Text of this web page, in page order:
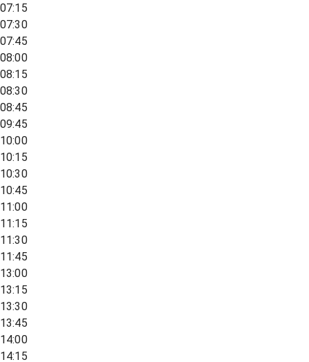
07:15
07:30
07:45
08:00
08:15
08:30
08:45
09:45
10:00
10:15
10:30
10:45
11:00
11:15
11:30
11:45
13:00
13:15
13:30
13:45
14:00
14:15